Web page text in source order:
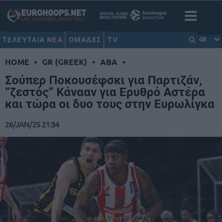
ΤΕΛΕΥΤΑΙΑ ΝΕΑ ΟΜΑΔΕΣ TV GR
HOME • GR (GREEK) • ABA •
Σούπερ Ποκουσέφσκι για Παρτιζάν,
“ζεστός” Κάνααν για Ερυθρό Αστέρα
και τώρα οι δυο τους στην Ευρωλίγκα
26/JAN/25 21:34